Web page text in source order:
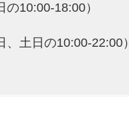
10:00-18:00）
、土日の10:00-22:00）